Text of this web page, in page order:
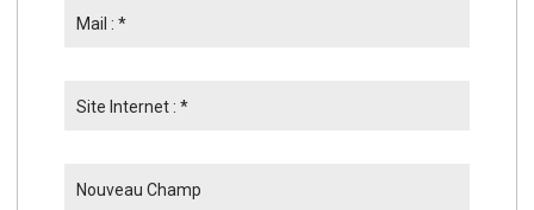
Mail : *
Site Internet : *
Nouveau Champ